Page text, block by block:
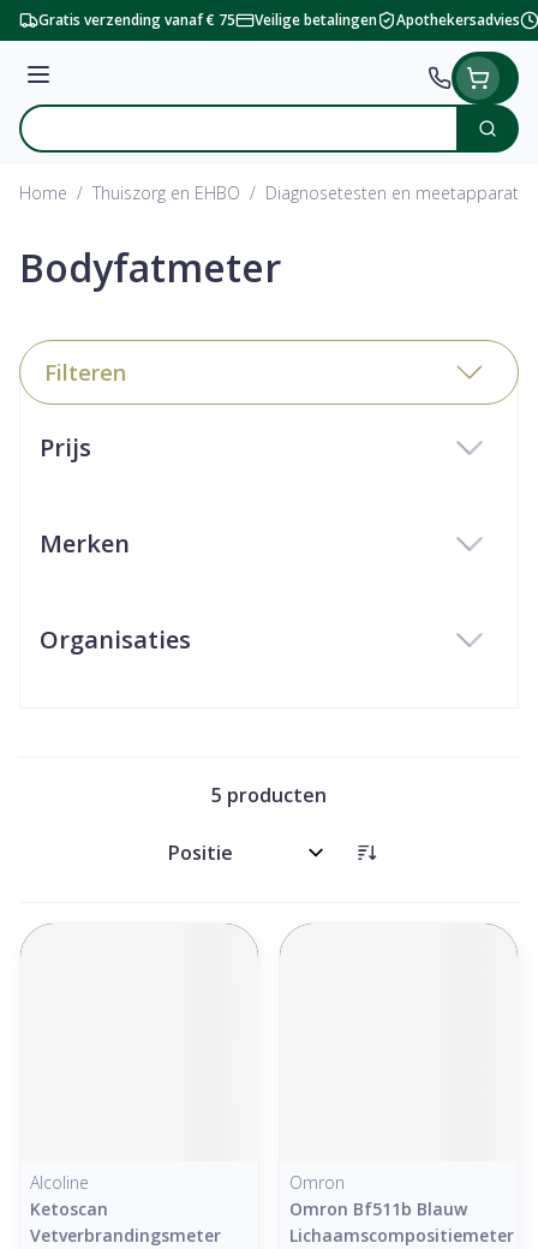
Ga naar de inhoud
Gratis verzending vanaf € 75 Veilige betalingen Apothekersadvies
Menu
Product, merk, categorie...
Zoek
Home / Thuiszorg en EHBO / Diagnosetesten en
Bodyfatmeter
Filteren
Prijs
Merken
Organisaties
5 producten
Sorteer op:
Alcoline
Ketoscan
Vetverbrandingsmeter
Omron
Omron Bf511b Blauw
Lichaamscompositiemeter